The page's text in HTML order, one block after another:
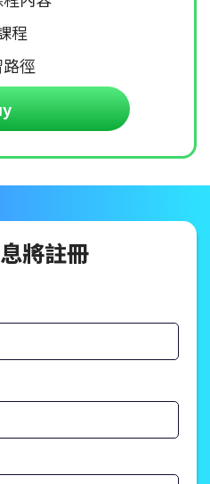
程
徑
將註冊